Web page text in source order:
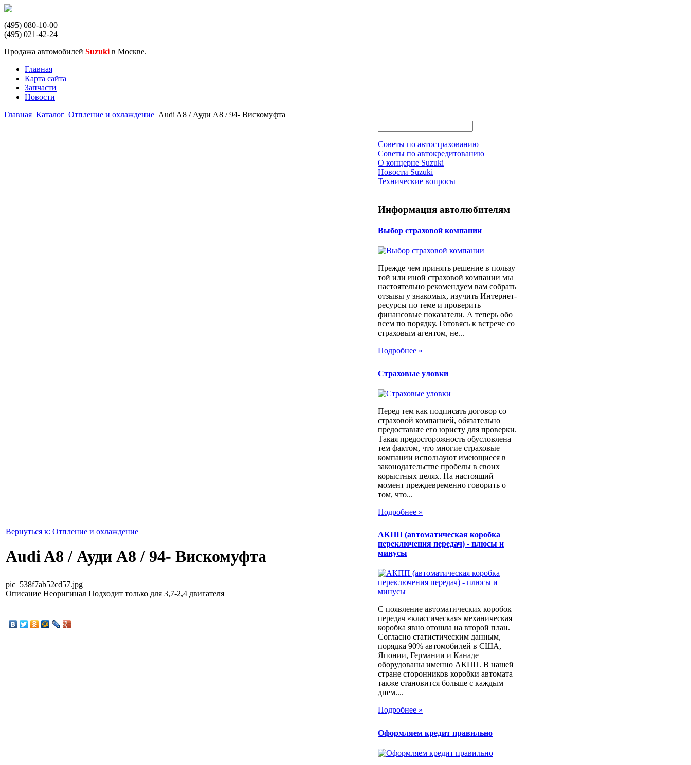
(495) 080-10-00
(495) 021-42-24
Продажа автомобилей Suzuki в Москве.
Главная
Карта сайта
Запчасти
Новости
Главная Каталог Отпление и охлаждение Audi A8 / Ауди А8 / 94- Вискомуфта
Вернуться к: Отпление и охлаждение
Audi A8 / Ауди А8 / 94- Вискомуфта
pic_538f7ab52cd57.jpg
Описание Неоригинал Подходит только для 3,7-2,4 двигателя
Советы по автострахованию
Советы по автокредитованию
О концерне Suzuki
Новости Suzuki
Технические вопросы
Информация автолюбителям
Выбор страховой компании
Прежде чем принять решение в пользу
той или иной страховой компании мы
настоятельно рекомендуем вам собрать
отзывы у знакомых, изучить Интернет-
ресурсы по теме и проверить
финансовые показатели. А теперь обо
всем по порядку. Готовясь к встрече со
страховым агентом, не...
Подробнее »
Страховые уловки
Перед тем как подписать договор со
страховой компанией, обязательно
предоставьте его юристу для проверки.
Такая предосторожность обусловлена
тем фактом, что многие страховые
компании используют имеющиеся в
законодательстве пробелы в своих
корыстных целях. На настоящий
момент преждевременно говорить о
том, что...
Подробнее »
АКПП (автоматическая коробка
переключения передач) - плюсы и
минусы
С появление автоматических коробок
передач «классическая» механическая
коробка явно отошла на второй план.
Согласно статистическим данным,
порядка 90% автомобилей в США,
Японии, Германии и Канаде
оборудованы именно АКПП. В нашей
стране сторонников коробки автомата
также становится больше с каждым
днем....
Подробнее »
Оформляем кредит правильно